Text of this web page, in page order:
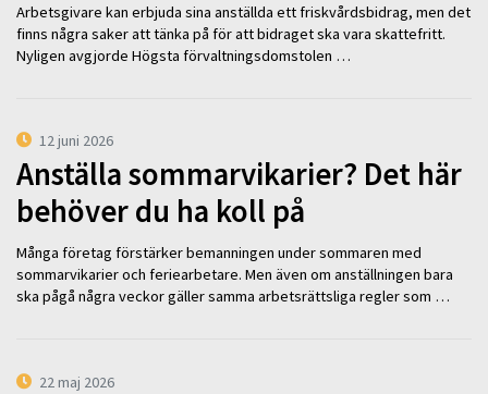
Arbetsgivare kan erbjuda sina anställda ett friskvårdsbidrag, men det
finns några saker att tänka på för att bidraget ska vara skattefritt.
Nyligen avgjorde Högsta förvaltningsdomstolen …
12 juni 2026
Anställa sommarvikarier? Det här
behöver du ha koll på
Många företag förstärker bemanningen under sommaren med
sommarvikarier och feriearbetare. Men även om anställningen bara
ska pågå några veckor gäller samma arbetsrättsliga regler som …
22 maj 2026